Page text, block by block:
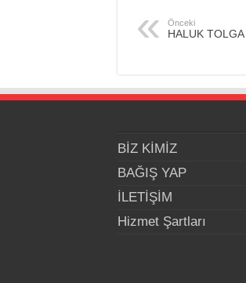
Önceki
HALUK
BİZ KİMİZ
BAĞIŞ YAP
İLETİŞİM
Hizmet Şartları